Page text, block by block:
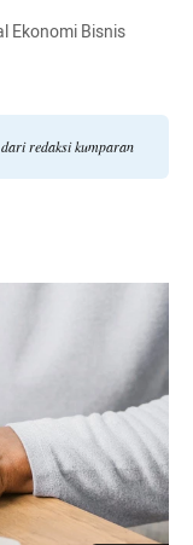
Ekonomi Bisnis
redaksi kumparan